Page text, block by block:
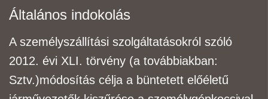
Általános indokolás
A személyszállítási szolgáltatásokról szóló
2012. évi XLI. törvény (a továbbiakban:
Sztv.)módosítás célja a büntetett előéletű